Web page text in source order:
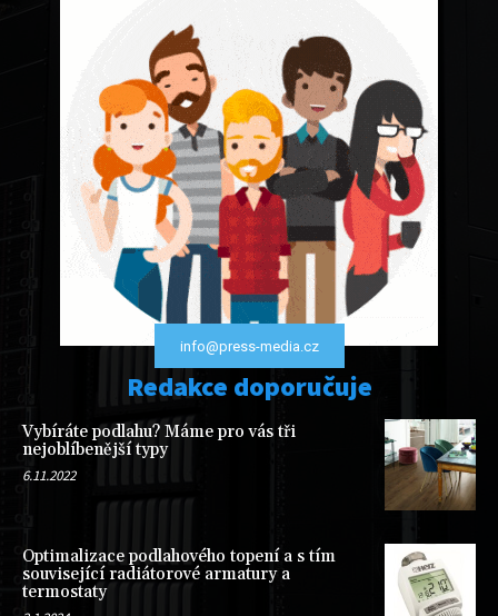
info@press-media.cz
Redakce doporučuje
Vybíráte podlahu? Máme pro vás tři
nejoblíbenější typy
6.11.2022
Optimalizace podlahového topení a s tím
související radiátorové armatury a
termostaty